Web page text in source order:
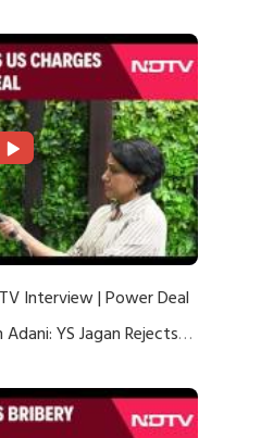
Interview | Power Deal
YS Jagan Rejects